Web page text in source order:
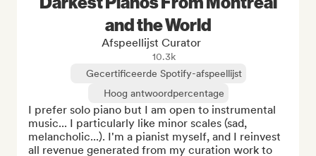
and the World
Afspeellijst Curator
10.3k
Gecertificeerde Spotify-afspeellijst
Hoog antwoordpercentage
I prefer solo piano but I am open to instrumental
music... I particularly like minor scales (sad,
melancholic...). I'm a pianist myself, and I reinvest
all revenue generated from my curation work to